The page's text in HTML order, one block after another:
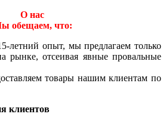
О нас
обещаем, что:
летний опыт, мы предлагаем только
рынке, отсеивая явные провальные
товары нашим клиентам по
клиентов